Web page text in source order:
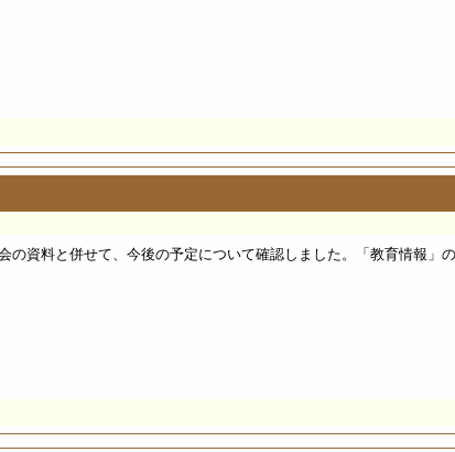
資料と併せて、今後の予定について確認しました。「教育情報」